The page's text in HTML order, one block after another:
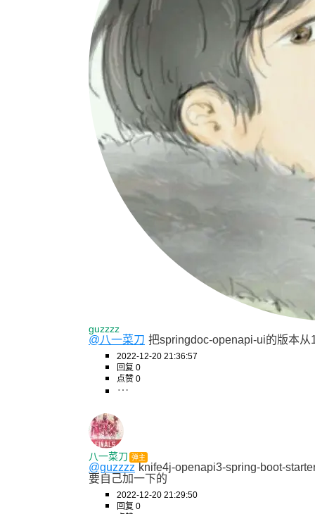
guzzzz
@八一菜刀 把springdoc-openapi-ui的版本从
2022-12-20 21:36:57
回复 0
点赞 0
八一菜刀 弹主
@guzzzz knife4j-openapi3-spring-boot-
要自己加一下的
2022-12-20 21:29:50
回复 0